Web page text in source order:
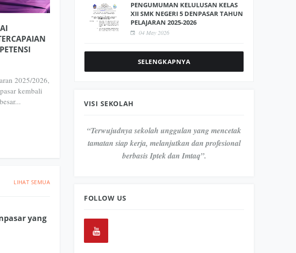
2025/2026,
kembali
LIHAT SEMUA
yang
PENGUMUMAN KELULUSAN KELAS
XII SMK NEGERI 5 DENPASAR TAHUN
PELAJARAN 2025-2026
04 May 2026
SELENGKAPNYA
VISI SEKOLAH
“Terwujudnya sekolah unggulan yang mencetak
tamatan siap kerja, melanjutkan dan profesional
berbasis Iptek dan Imtaq”.
FOLLOW US